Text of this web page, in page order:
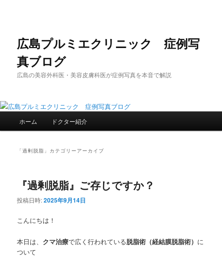
移
動
動
広島プルミエクリニック 症例写
真ブログ
広島の美容外科医・美容皮膚科医が症例写真を本音で解説
ホーム ドクター紹介
「過剰脱脂 」カテゴリーアーカイブ
『過剰脱脂』ご存じですか？
投稿日時:2025年9月14日
こんにちは！
本日は、 クマ治療で広く行われている脱脂術（経結膜脱脂術） に
ついて